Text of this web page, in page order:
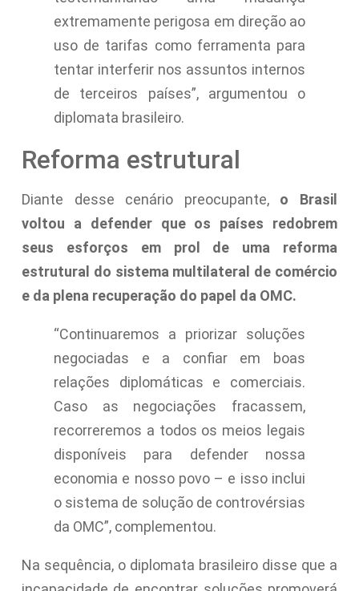
extremamente perigosa em direção ao
uso de tarifas como ferramenta para
tentar interferir nos assuntos internos
de terceiros países”, argumentou o
diplomata brasileiro.
Reforma estrutural
Diante desse cenário preocupante, o Brasil
voltou a defender que os países redobrem
seus esforços em prol de uma reforma
estrutural do sistema multilateral de comércio
e da plena recuperação do papel da OMC.
“Continuaremos a priorizar soluções
negociadas e a confiar em boas
relações diplomáticas e comerciais.
Caso as negociações fracassem,
recorreremos a todos os meios legais
disponíveis para defender nossa
economia e nosso povo – e isso inclui
o sistema de solução de controvérsias
da OMC”, complementou.
Na sequência, o diplomata brasileiro disse que a